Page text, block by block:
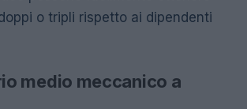
o tripli rispetto ai dipendenti
medio meccanico a